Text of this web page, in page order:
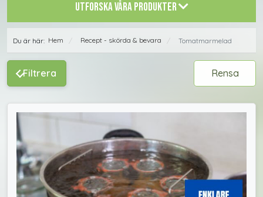
UTFORSKA VÅRA PRODUKTER
Du är här: Hem / Recept - skörda & bevara / Tomatmarmelad
Filtrera Rensa